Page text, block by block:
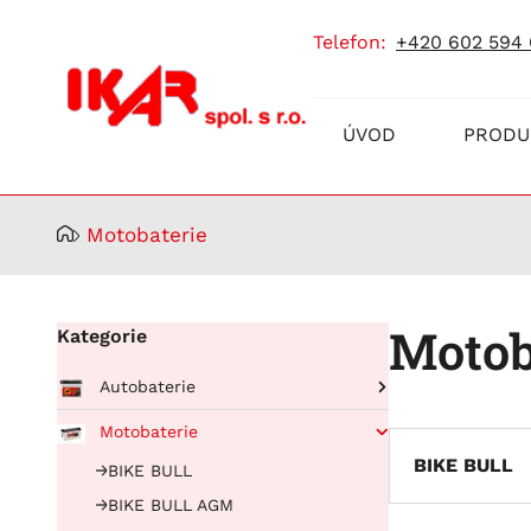
Prodej
akumulátorů
telefon: +420 602 594
ÚVOD
Motobaterie
Kategorie
Autobaterie
Pro osobní automobily
Running Bull Professional
Pro nákladní automobily
BUFFALO BULL EFB
Motobaterie
BIKE BULL
BIKE BULL AGM
BIKE BULL